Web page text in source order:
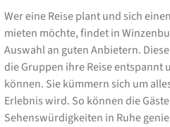
Wer eine Reise plant und sich
mieten möchte, findet in
Auswahl an guten Anbietern.
die Gruppen ihre Reise entspannt
können. Sie kümmern sich um
Erlebnis wird. So können die
Sehenswürdigkeiten in Ruhe